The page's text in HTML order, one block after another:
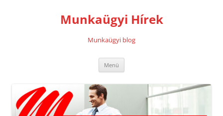
Munkaügyi Hírek
Munkaügyi blog
Menü